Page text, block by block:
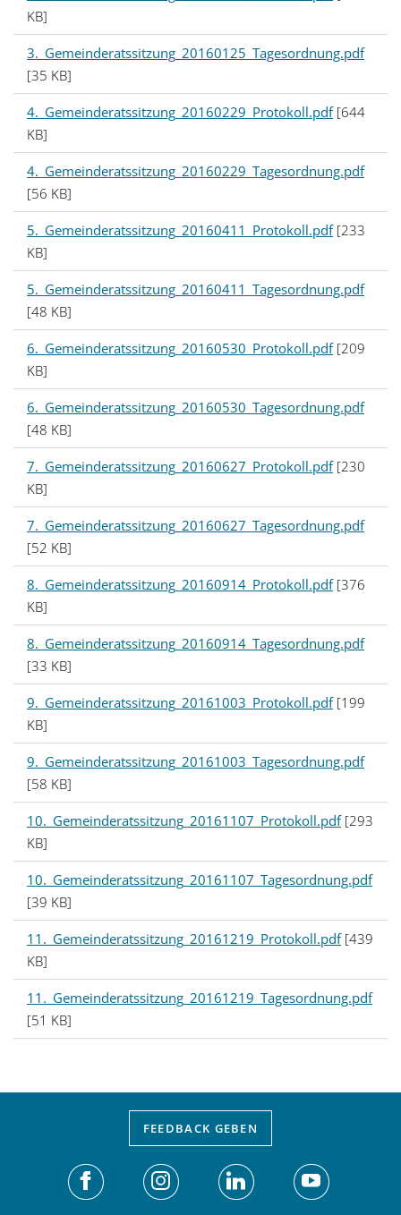
t
n
KB]
3._Gemeinderatssitzung_20160125_Tagesordnung.pdf
[35 KB]
4._Gemeinderatssitzung_20160229_Protokoll.pdf [644
KB]
4._Gemeinderatssitzung_20160229_Tagesordnung.pdf
[56 KB]
5._Gemeinderatssitzung_20160411_Protokoll.pdf [233
KB]
5._Gemeinderatssitzung_20160411_Tagesordnung.pdf
[48 KB]
6._Gemeinderatssitzung_20160530_Protokoll.pdf [209
KB]
6._Gemeinderatssitzung_20160530_Tagesordnung.pdf
[48 KB]
7._Gemeinderatssitzung_20160627_Protokoll.pdf [230
KB]
7._Gemeinderatssitzung_20160627_Tagesordnung.pdf
[52 KB]
8._Gemeinderatssitzung_20160914_Protokoll.pdf [376
KB]
8._Gemeinderatssitzung_20160914_Tagesordnung.pdf
[33 KB]
9._Gemeinderatssitzung_20161003_Protokoll.pdf [199
KB]
9._Gemeinderatssitzung_20161003_Tagesordnung.pdf
[58 KB]
10._Gemeinderatssitzung_20161107_Protokoll.pdf [293
KB]
10._Gemeinderatssitzung_20161107_Tagesordnung.pdf
[39 KB]
11._Gemeinderatssitzung_20161219_Protokoll.pdf [439
KB]
11._Gemeinderatssitzung_20161219_Tagesordnung.pdf
[51 KB]
FEEDBACK GEBEN